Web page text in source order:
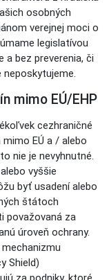
osobných
verejnej moci o
legislatívou
a bez preverenia, či
mimo EÚ/EHP
cezhraničné
EÚ a / alebo
nie je nevyhnutné.
vyššie
byť usadení alebo
štátoch
považovaná za
úroveň ochrany.
Shield)